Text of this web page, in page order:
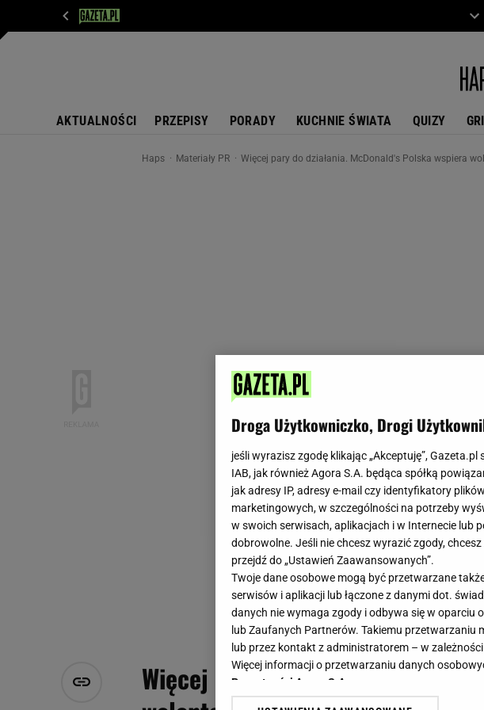
AKTUALNOŚCI PRZEPISY PORADY KUCHNIE ŚWIATA QUIZY
Haps Materiały PR Więcej pary do działania. McDonald's Polska wspiera
Więcej pary do działania.
Droga Użytkowniczko, Drogi
jeśli wyrazisz zgodę klikając „Akceptuję”,
IAB, jak również Agora S.A. będąca spółką
jak adresy IP, adresy e-mail czy identyfikatory
marketingowych, w szczególności na potrzeby
w swoich serwisach, aplikacjach i w Internecie lub
dobrowolne. Jeśli nie chcesz wyrazić zgody,
przejdź do „Ustawień Zaawansowanych”.
Twoje dane osobowe mogą być przetwarzane
serwisów i aplikacji lub łączone z danymi dot.
danych nie wymaga zgody i odbywa się w oparciu
lub Zaufanych Partnerów. Takiemu przetwarzaniu
lub przez kontakt z administratorem – w
Więcej informacji o przetwarzaniu danych
Prywatności Agora S.A.